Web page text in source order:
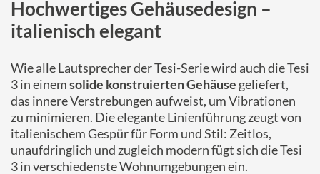
Hochwertiges Gehäusedesign –
italienisch elegant
Wie alle Lautsprecher der Tesi-Serie wird auch die Tesi
3 in einemsolide konstruierten Gehäuse geliefert,
das innere Verstrebungen aufweist, um Vibrationen
zu minimieren. Die elegante Linienführung zeugt von
italienischem Gespür für Form und Stil: Zeitlos,
unaufdringlich und zugleich modern fügt sich die Tesi
3 in verschiedenste Wohnumgebungen ein.